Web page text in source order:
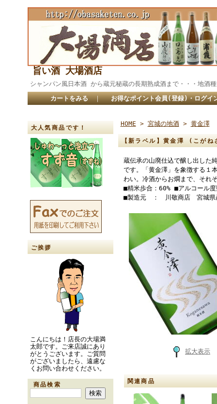
旨い酒 大場酒店
シャンパン風日本酒 から蔵元秘蔵の長期熟成酒まで・・
カートをみる ｜ お得なポイント会員(登録)・ログイ
大人気商品です！
ご挨拶
こんにちは！店長の大場満
太郎です。ご来店誠にあり
がとうございます。ご質問
がございましたら、遠慮な
くお問い合わせください。
商品検索
HOME > 宮城の地酒> 黄金澤
【新ラベル】黄金澤 (こが
蔵伝承の山廃仕込で醸し出した
です。「黄金澤」を象徴する１
わい。冷酒からお燗まで、それ
■精米歩合：60% ■アルコール
■製造元 ： 川敬商店 宮城県
拡大表示
関連商品